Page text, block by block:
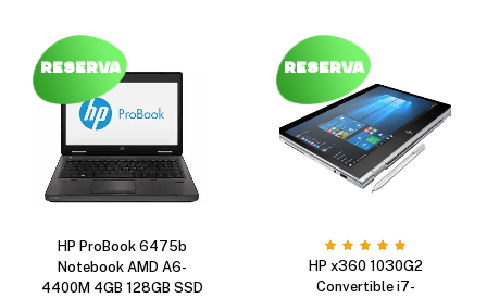
Reserva
HP ProBook 6475b
Notebook AMD A6-
4400M 4GB 128GB SSD
Reserva
HP x360 1030G2
Convertible i7-